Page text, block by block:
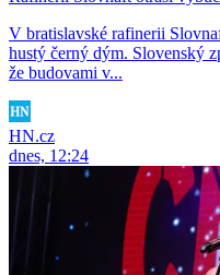
V bratislavské rafinerii
hustý černý dým. Slovenský
že budovami v...
HN.cz
dnes, 12:24